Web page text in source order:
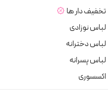
تخفیف دار ها
لباس نوزادی
لباس دخترانه
لباس پسرانه
اکسسوری